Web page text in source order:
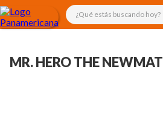
¿Qué estás buscando
MR. HERO THE